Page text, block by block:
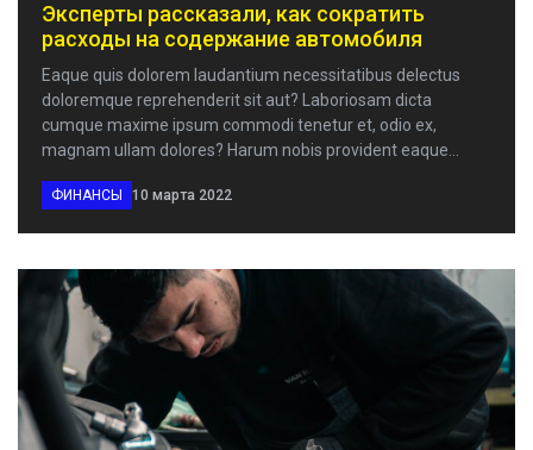
Эксперты рассказали, как сократить
расходы на содержание автомобиля
Eaque quis dolorem laudantium necessitatibus delectus
doloremque reprehenderit sit aut? Laboriosam dicta
cumque maxime ipsum commodi tenetur et, odio ex,
magnam ullam dolores? Harum nobis provident eaque
maxime modi eaque adipisci totam nesciunt illo obcaecati
nihil, velit quisquam! Reprehenderit repellat, sequi provident
dolores iusto distinctio quibusdam impedit accusamus
labore cupiditate illum. Numquam?
ФИНАНСЫ 10 марта 2022